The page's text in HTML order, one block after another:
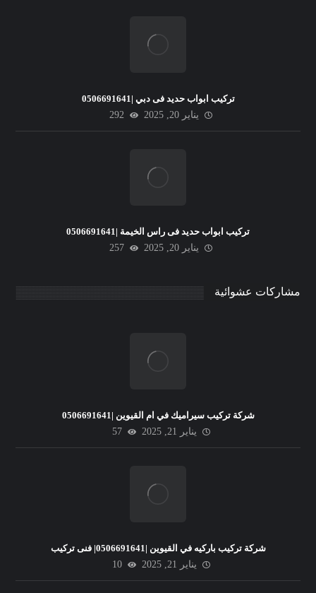
تركيب ابواب حديد فى دبي |0506691641
يناير 20, 2025
292
تركيب ابواب حديد فى راس الخيمة |0506691641
يناير 20, 2025
257
مشاركات عشوائية
شركة تركيب سيراميك في ام القيوين |0506691641
يناير 21, 2025
57
شركة تركيب باركيه في القيوين |0506691641| فنى تركيب
يناير 21, 2025
10